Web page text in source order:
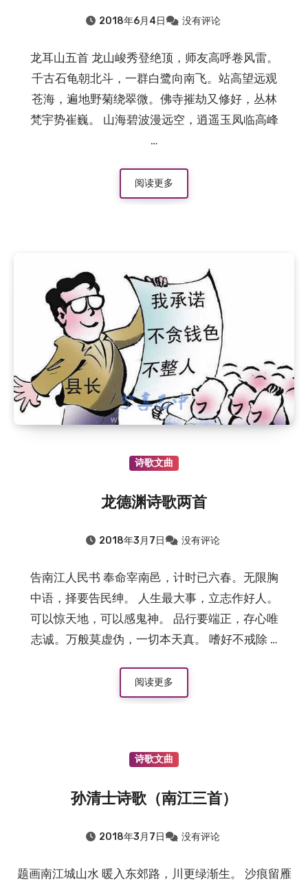
2018年6月4日 没有评论
龙耳山五首 龙山峻秀登绝顶，师友高呼卷风雷。
千古石龟朝北斗，一群白鹭向南飞。站高望远观
苍海，遍地野菊绕翠微。佛寺摧劫又修好，丛林
梵宇势崔巍。 山海碧波漫远空，逍遥玉凤临高峰
…
阅读更多
诗歌文曲
龙德渊诗歌两首
2018年3月7日 没有评论
告南江人民书 奉命宰南邑，计时已六春。无限胸
中语，择要告民绅。 人生最大事，立志作好人。
可以惊天地，可以感鬼神。 品行要端正，存心唯
志诚。万般莫虚伪，一切本天真。 嗜好不戒除 …
阅读更多
诗歌文曲
孙清士诗歌（南江三首）
2018年3月7日 没有评论
题画南江城山水 暖入东郊路，川更绿渐生。 沙痕留雁